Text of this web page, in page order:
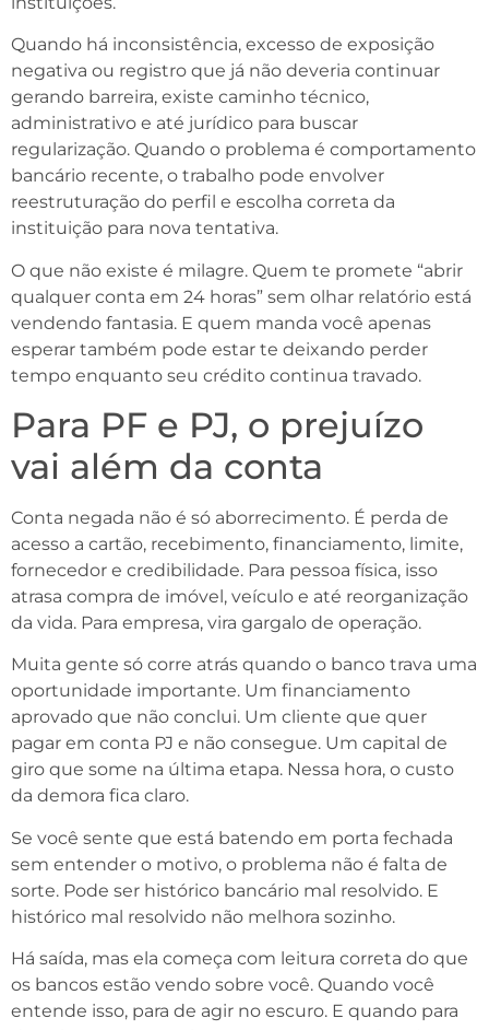
Quando há inconsistência, excesso de exposição
negativa ou registro que já não deveria continuar
gerando barreira, existe caminho técnico,
administrativo e até jurídico para buscar
regularização. Quando o problema é comportamento
bancário recente, o trabalho pode envolver
reestruturação do perfil e escolha correta da
instituição para nova tentativa.
O que não existe é milagre. Quem te promete “abrir
qualquer conta em 24 horas” sem olhar relatório está
vendendo fantasia. E quem manda você apenas
esperar também pode estar te deixando perder
tempo enquanto seu crédito continua travado.
Para PF e PJ, o prejuízo
vai além da conta
Conta negada não é só aborrecimento. É perda de
acesso a cartão, recebimento, financiamento, limite,
fornecedor e credibilidade. Para pessoa física, isso
atrasa compra de imóvel, veículo e até reorganização
da vida. Para empresa, vira gargalo de operação.
Muita gente só corre atrás quando o banco trava uma
oportunidade importante. Um financiamento
aprovado que não conclui. Um cliente que quer
pagar em conta PJ e não consegue. Um capital de
giro que some na última etapa. Nessa hora, o custo
da demora fica claro.
Se você sente que está batendo em porta fechada
sem entender o motivo, o problema não é falta de
sorte. Pode ser histórico bancário mal resolvido. E
histórico mal resolvido não melhora sozinho.
Há saída, mas ela começa com leitura correta do que
os bancos estão vendo sobre você. Quando você
entende isso, para de agir no escuro. E quando para